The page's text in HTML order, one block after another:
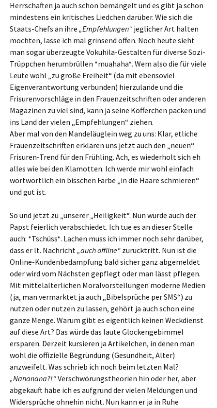
Herrschaften ja auch schon bemängelt und es gibt ja schon
mindestens ein kritisches Liedchen darüber. Wie sich die
Staats-Chefs an ihre „Empfehlungen“ jeglicher Art halten
mochten, lasse ich mal grinsend offen. Noch heute sieht
man sogar überzeugte Vokuhila-Gestalten für diverse Sozi-
Trüppchen herumbrüllen *muahaha*. Wem also die für viele
Leute wohl „zu große Freiheit“ (da mit ebensoviel
Eigenverantwortung verbunden) hierzulande und die
Frisurenvorschläge in den Frauenzeitschriften oder anderen
Magazinen zu viel sind, kann ja seine Köfferchen packen und
ins Land der vielen „Empfehlungen“ ziehen.
Aber mal von den Mandeläuglein weg zu uns: Klar, etliche
Frauenzeitschriften erklären uns jetzt auch den „neuen“
Frisuren-Trend für den Frühling. Ach, es wiederholt sich eh
alles wie bei den Klamotten. Ich werde mir wohl einfach
wortwörtlich ein bisschen Farbe „in die Haare schmieren“
und gut ist.
So und jetzt zu „unserer „Heiligkeit“. Nun wurde auch der
Papst feierlich verabschiedet. Ich tue es an dieser Stelle
auch: *Tschüss*. Lachen muss ich immer noch sehr darüber,
dass er lt. Nachricht„auch offline“ zurücktritt. Nun ist die
Online-Kundenbedampfung bald sicher ganz abgemeldet
oder wird vom Nächsten gepflegt oder man lässt pflegen.
Mit mittelalterlichen Moralvorstellungen moderne Medien
(ja, man vermarktet ja auch „Bibelsprüche per SMS“) zu
nutzen oder nutzen zu lassen, gehört ja auch schon eine
ganze Menge. Warum gibt es eigentlich keinen Weckdienst
auf diese Art? Das würde das laute Glockengebimmel
ersparen. Derzeit kursieren ja Artikelchen, in denen man
wohl die offizielle Begründung (Gesundheit, Alter)
anzweifelt. Was schrieb ich noch beim letzten Mal?
„Nananana?!“Verschwörungstheorien hin oder her, aber
abgekauft habe ich es aufgrund der vielen Meldungen und
Widersprüche ohnehin nicht. Nun kann er ja in Ruhe